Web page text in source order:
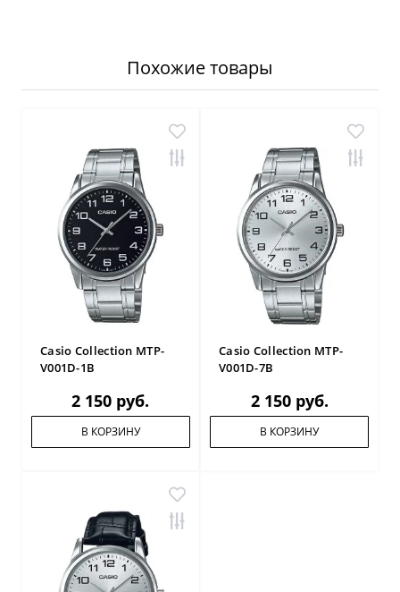
Похожие товары
Casio Collection MTP-
V001D-1B
2 150 руб.
В КОРЗИНУ
Casio Collection MTP-
V001D-7B
2 150 руб.
В КОРЗИНУ